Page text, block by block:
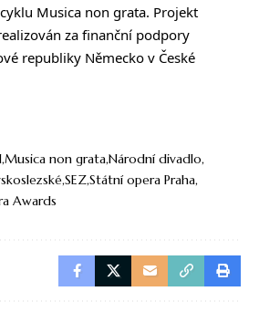
Musica non grata. Projekt
za finanční podpory
republiky Německo v České
Musica non grataNárodní divadlo
SEZStátní opera Praha
Awards